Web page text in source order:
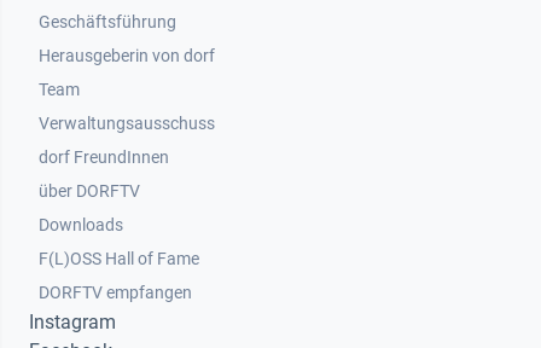
Geschäftsführung
Herausgeberin von dorf
Team
Verwaltungsausschuss
dorf FreundInnen
Footer 3
über DORFTV
Downloads
F(L)OSS Hall of Fame
Footer 4
DORFTV empfangen
Instagram